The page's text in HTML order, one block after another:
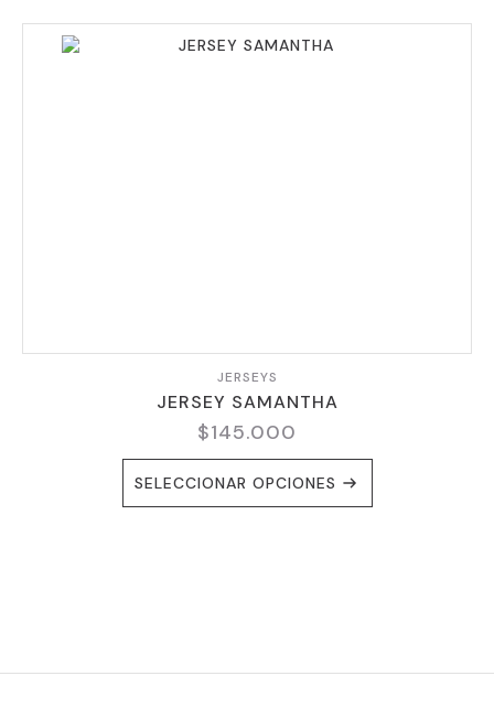
JERSEYS
JERSEY SAMANTHA
$145.000
SELECCIONAR OPCIONES
PRODUCTO
TIENE
EN